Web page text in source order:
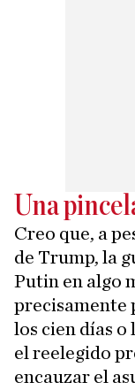
Una
Creo que, a
de Trump, la
Putin en algo
precisamente
los cien días o
el reelegido
encauzar el